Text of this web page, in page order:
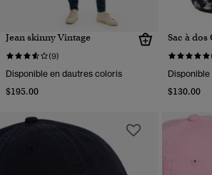
Jean skinny Vintage
(9)
Disponible en dautres coloris
$195.00
Sac à
$130.00